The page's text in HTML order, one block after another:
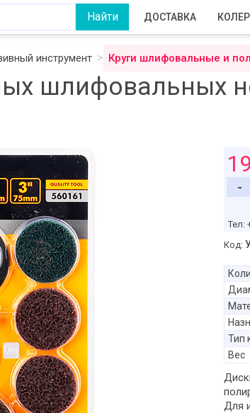
ДОСТАВКА
инструмент Круги шлифовальные и
шлифовальных
-
Тел:
Код:
Тип
Вес
Для